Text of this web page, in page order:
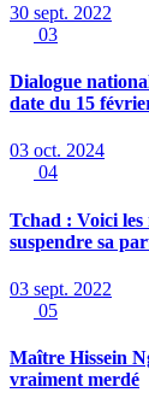
30 sept. 2022
03
Dialogue
date du 15
03 oct. 2024
04
Tchad : Voici les
suspendre sa
03 sept. 2022
05
Maître Hissein
vraiment merdé